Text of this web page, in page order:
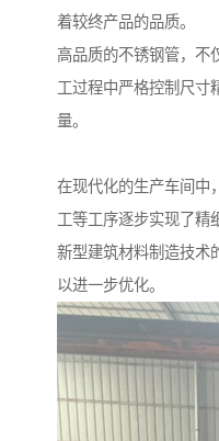
着较终产品的品质。
高品质的不锈钢管，不
工过程中严格控制尺寸
量。
在现代化的生产车间中
工等工序逐步实现了精
新型建筑材料制造技术
以进一步优化。